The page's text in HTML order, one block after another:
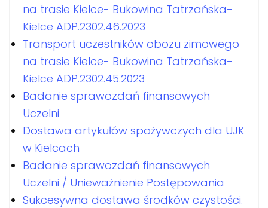
na trasie Kielce- Bukowina Tatrzańska-
Kielce ADP.2302.46.2023
Transport uczestników obozu zimowego
na trasie Kielce- Bukowina Tatrzańska-
Kielce ADP.2302.45.2023
Badanie sprawozdań finansowych
Uczelni
Dostawa artykułów spożywczych dla UJK
w Kielcach
Badanie sprawozdań finansowych
Uczelni / Unieważnienie Postępowania
Sukcesywna dostawa środków czystości.